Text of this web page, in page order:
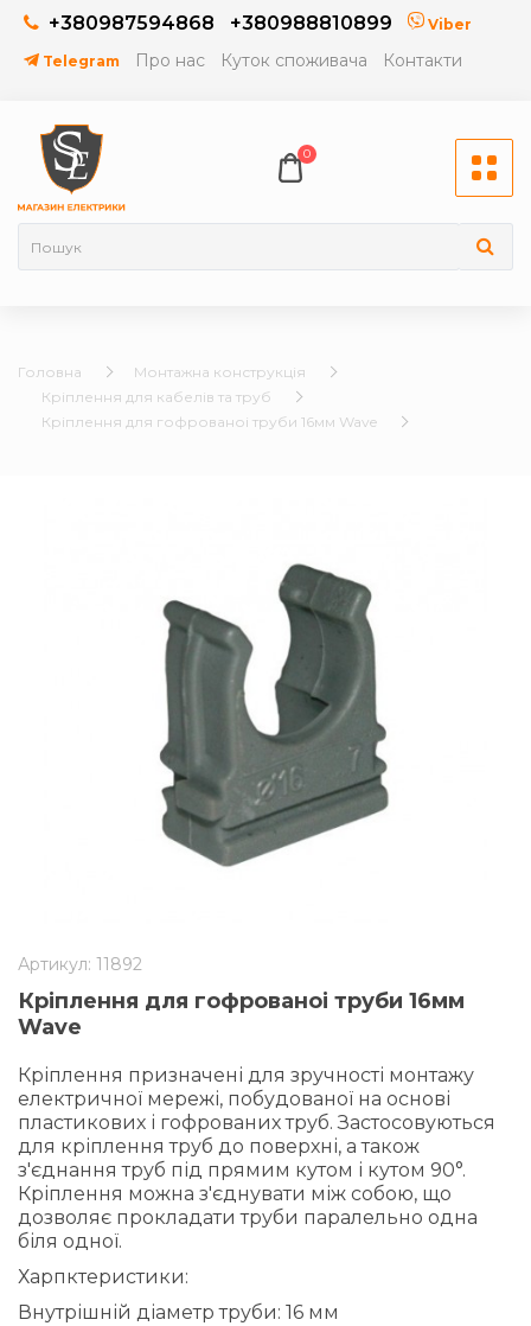
+380987594868 +380988810899 Viber
Telegram Про нас Куток споживача Контакти
0
Головна
Монтажна конструкція
Кріплення для кабелів та труб
Кріплення для гофрованоі труби 16мм Wave
Артикул: 11892
Кріплення для гофрованоі труби 16мм
Wave
Кріплення призначені для зручності монтажу
електричної мережі, побудованої на основі
пластикових і гофрованих труб. Застосовуються
для кріплення труб до поверхні, а також
з'єднання труб під прямим кутом і кутом 90°.
Кріплення можна з'єднувати між собою, що
дозволяє прокладати труби паралельно одна
біля одної.
Харпктеристики:
Внутрішній діаметр труби: 16 мм